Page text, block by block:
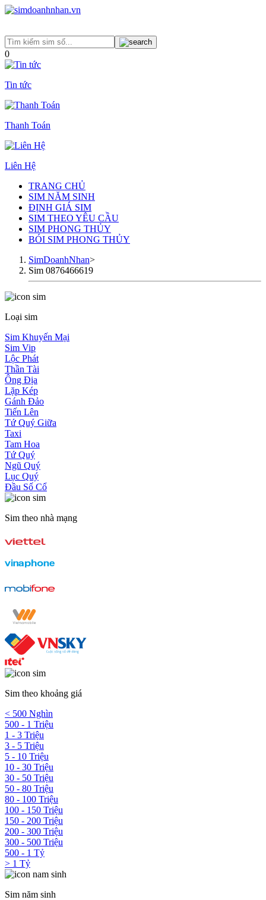
0
Tin tức
Thanh Toán
Liên Hệ
TRANG CHỦ
SIM NĂM SINH
ĐỊNH GIÁ SIM
SIM THEO YÊU CẦU
SIM PHONG THỦY
BÓI SIM PHONG THỦY
SimDoanhNhan>
Sim 0876466619
Loại sim
Sim Khuyến Mại
Sim Vip
Lộc Phát
Thần Tài
Ông Địa
Lặp Kép
Gánh Đảo
Tiến Lên
Tứ Quý Giữa
Taxi
Tam Hoa
Tứ Quý
Ngũ Quý
Lục Quý
Đầu Số Cổ
Sim theo nhà mạng
Sim theo khoảng giá
< 500 Nghìn
500 - 1 Triệu
1 - 3 Triệu
3 - 5 Triệu
5 - 10 Triệu
10 - 30 Triệu
30 - 50 Triệu
50 - 80 Triệu
80 - 100 Triệu
100 - 150 Triệu
150 - 200 Triệu
200 - 300 Triệu
300 - 500 Triệu
500 - 1 Tỷ
> 1 Tỷ
Sim năm sinh